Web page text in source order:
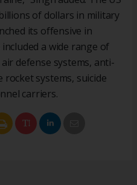
of dollars in military
its offensive in
a wide range of
defense systems, anti-
systems, suicide
carriers.